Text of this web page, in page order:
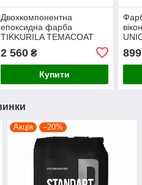
Двохкомпонентна
епоксидна фарба
TIKKURILA TEMACOAT
ТЕМАКОУТ) 2.2л TCH,
колерується
2 560₴
Купити
899
Акція –20%